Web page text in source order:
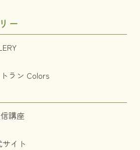
ー
ラン Colors
講座
イト